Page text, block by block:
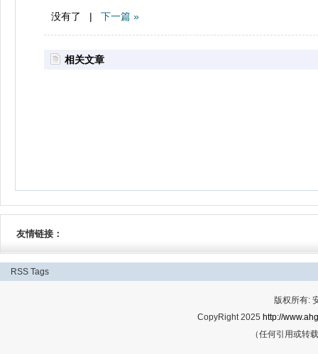
没有了 | 下一篇 »
相关文章
友情链接：
RSS Tags
版权所有:
CopyRight 2025 http://
（任何引用或转